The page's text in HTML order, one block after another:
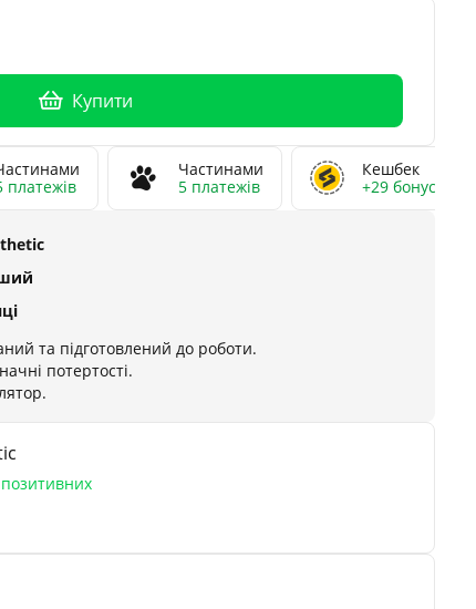
Купити
платежів
Частинами
5 платежів
Кешбек
+29 бонусів
та підготовлений до роботи.
потертості.
позитивних